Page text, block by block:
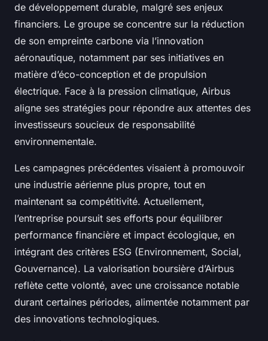
de développement durable, malgré ses enjeux
financiers. Le groupe se concentre sur la réduction
de son empreinte carbone via l’innovation
aéronautique, notamment par ses initiatives en
matière d’éco-conception et de propulsion
électrique. Face à la pression climatique, Airbus
aligne ses stratégies pour répondre aux attentes des
investisseurs soucieux de responsabilité
environnementale.
Les campagnes précédentes visaient à promouvoir
une industrie aérienne plus propre, tout en
maintenant sa compétitivité. Actuellement,
l’entreprise poursuit ses efforts pour équilibrer
performance financière et impact écologique, en
intégrant des critères ESG (Environnement, Social,
Gouvernance). La valorisation boursière d’Airbus
reflète cette volonté, avec une croissance notable
durant certaines périodes, alimentée notamment par
des innovations technologiques.